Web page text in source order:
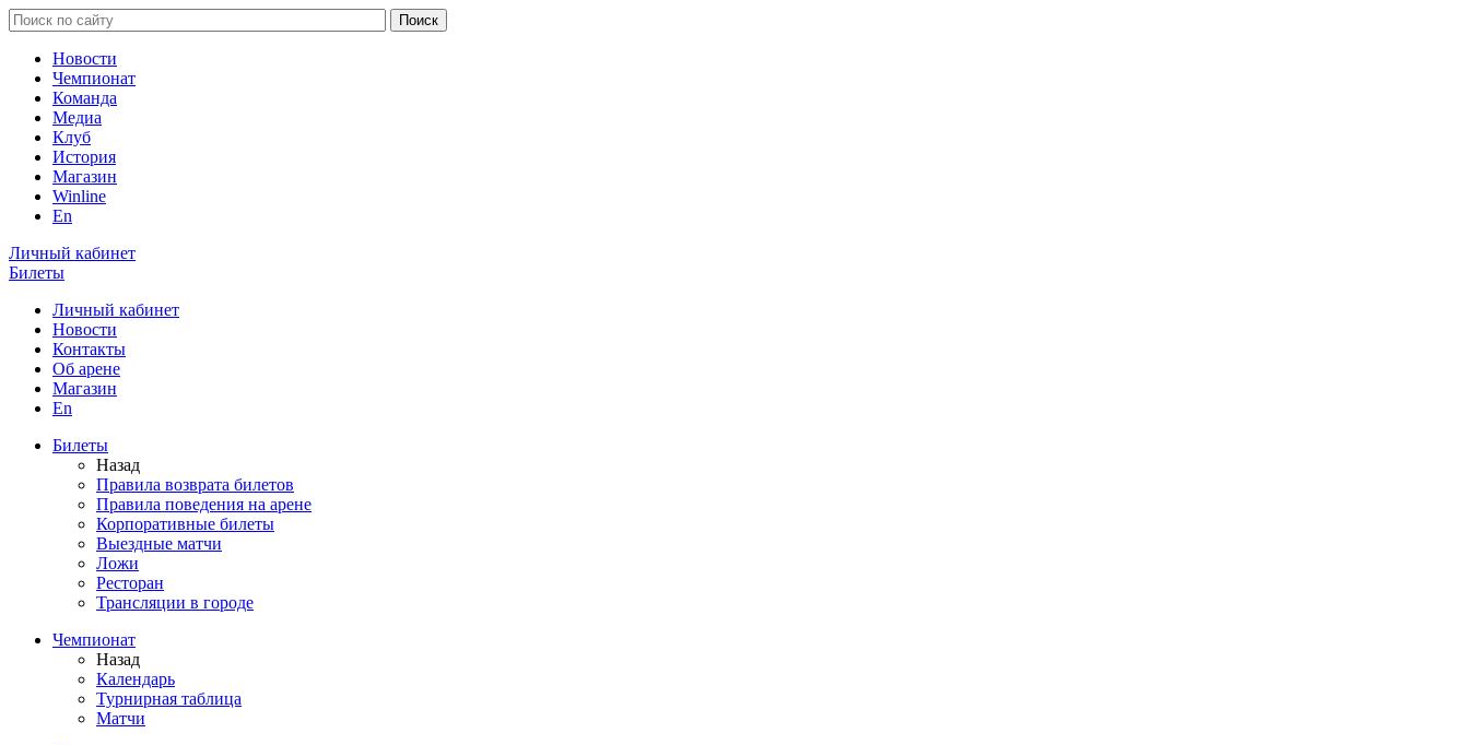
Новости
Чемпионат
Команда
Медиа
Клуб
История
Магазин
Winline
En
Личный кабинет
Билеты
Личный кабинет
Новости
Контакты
Об арене
Магазин
En
Билеты
Назад
Правила возврата билетов
Правила поведения на арене
Корпоративные билеты
Выездные матчи
Ложи
Ресторан
Трансляции в городе
Чемпионат
Назад
Календарь
Турнирная таблица
Матчи